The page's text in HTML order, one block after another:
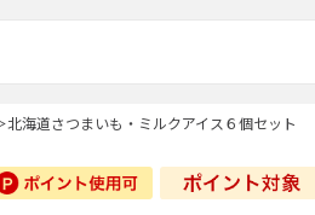
海道さつまいも・ミルクアイス６個セット